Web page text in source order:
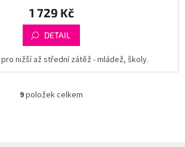
1 729 Kč
DETAIL
nižší až střední zátěž - mládež, školy.
O
9položek celkem